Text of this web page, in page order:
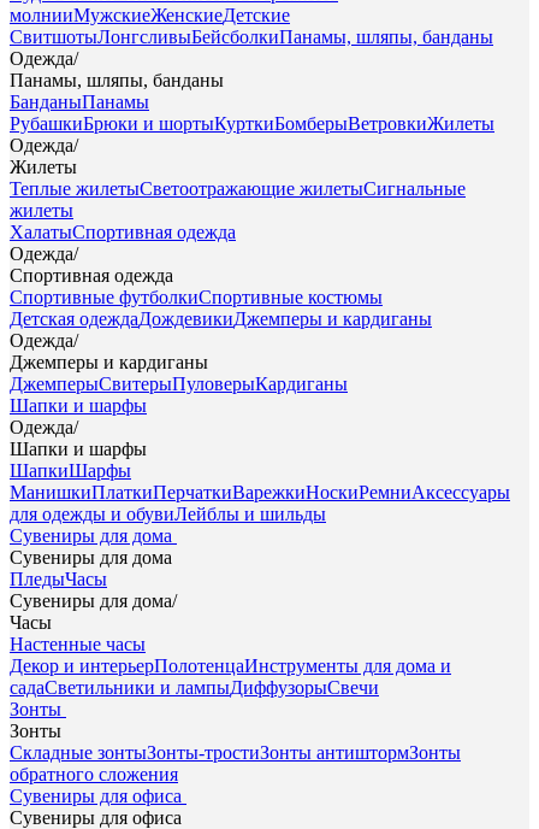
молнииМужскиеЖенскиеДетские
СвитшотыЛонгсливыБейсболкиПанамы, шляпы, банданы
Одежда/
Панамы, шляпы, банданы
БанданыПанамы
РубашкиБрюки и шортыКурткиБомберыВетровкиЖилеты
Одежда/
Жилеты
Теплые жилетыСветоотражающие жилетыСигнальные
жилеты
ХалатыСпортивная одежда
Одежда/
Спортивная одежда
Спортивные футболкиСпортивные костюмы
Детская одеждаДождевикиДжемперы и кардиганы
Одежда/
Джемперы и кардиганы
ДжемперыСвитерыПуловерыКардиганы
Шапки и шарфы
Одежда/
Шапки и шарфы
ШапкиШарфы
МанишкиПлаткиПерчаткиВарежкиНоскиРемниАксессуары
для одежды и обувиЛейблы и шильды
Сувениры для дома
Сувениры для дома
ПледыЧасы
Сувениры для дома/
Часы
Настенные часы
Декор и интерьерПолотенцаИнструменты для дома и
садаСветильники и лампыДиффузорыСвечи
Зонты
Зонты
Складные зонтыЗонты-тростиЗонты антиштормЗонты
обратного сложения
Сувениры для офиса
Сувениры для офиса